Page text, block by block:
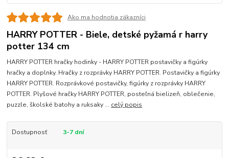
Ako ma hodnotia zákazníci
HARRY POTTER - Biele, detské pyžamá r harry
potter 134 cm
HARRY POTTER hračky hodinky - HARRY POTTER postavičky a figúrky
hračky a doplnky. Hračky z rozprávky HARRY POTTER. Postavičky a figúrky
HARRY POTTER. Rozprávkové postavičky, figúrky z rozprávky HARRY
POTTER. Plyšové hračky HARRY POTTER, posteľná bielizeň, oblečenie,
puzzle, školské batohy a ruksaky ... celý popis
Dostupnosť 3-7 dní